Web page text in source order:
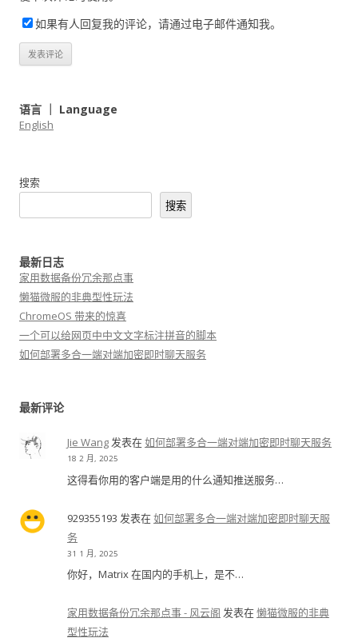
如果有人回复我的评论，请通过电子邮件通知我。
语言 ｜ Language
English
搜索
搜索
最新日志
家用数据备份冗余那点事
懒猫微服的非典型性玩法
ChromeOS 带来的惊喜
一个可以给网页中中文文字标注拼音的脚本
如何部署多合一端对端加密即时聊天服务
最新评论
Jie Wang 发表在如何部署多合一端对端加密即时聊天服务
18 2 月, 2025
这得看你用的客户端是用的什么通知推送服务…
929355193 发表在如何部署多合一端对端加密即时聊天服
务
31 1 月, 2025
你好，Matrix 在国内的手机上，是不…
家用数据备份冗余那点事 - 风云阁 发表在懒猫微服的非典
型性玩法